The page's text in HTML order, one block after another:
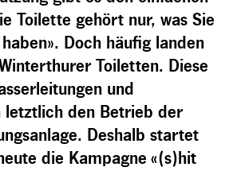
Toilette gehört nur, was Sie
Doch häufig landen
Toiletten. Diese
und
letztlich den Betrieb der
Deshalb startet
die Kampagne «(s)hit